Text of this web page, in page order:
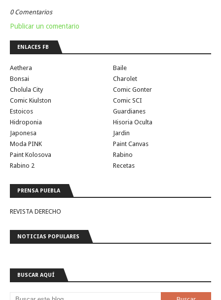
0 Comentarios
Publicar un comentario
ENLACES FB
Aethera
Baile
Bonsai
Charolet
Cholula City
Comic Gonter
Comic Kiulston
Comic SCI
Estoicos
Guardianes
Hidroponia
Hisoria Oculta
Japonesa
Jardin
Moda PINK
Paint Canvas
Paint Kolosova
Rabino
Rabino 2
Recetas
PRENSA PUEBLA
REVISTA DERECHO
NOTICIAS POPULARES
BUSCAR AQUÍ